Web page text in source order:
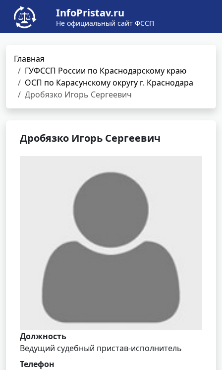
InfoPristav.ru
Не официальный сайт ФССП
Главная
ГУФССП России по Краснодарскому краю
ОСП по Карасунскому округу г. Краснодара
Дробязко Игорь Сергеевич
Дробязко Игорь Сергеевич
Должность
Ведущий судебный пристав-исполнитель
Телефон